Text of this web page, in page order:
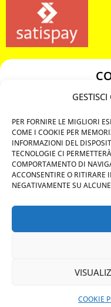
PER FORNIRE LE MIGLIORI
COME I COOKIE PER
INFORMAZIONI DEL
TECNOLOGIE CI
COMPORTAMENTO DI
ACCONSENTIRE O RITIRARE
NEGATIVAMENTE SU
COOKIE
349 3863811
Privacy Policy
Cookie Policy